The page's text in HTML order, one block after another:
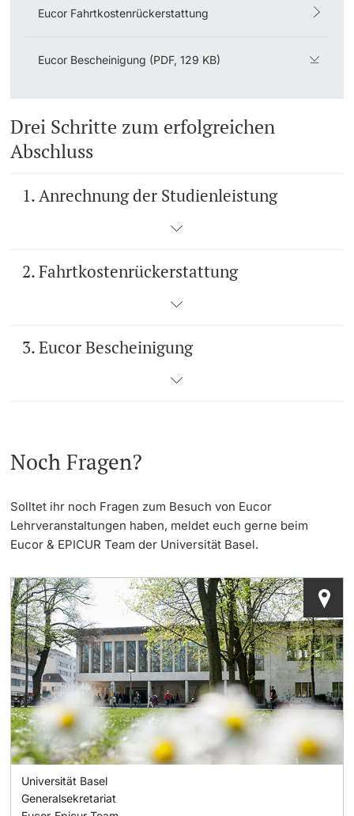
Eucor Fahrtkostenrückerstattung
Eucor Bescheinigung (PDF, 129 KB)
Drei Schritte zum erfolgreichen
Abschluss
1. Anrechnung der Studienleistung
2. Fahrtkostenrückerstattung
3. Eucor Bescheinigung
Noch Fragen?
Solltet ihr noch Fragen zum Besuch von Eucor
Lehrveranstaltungen haben, meldet euch gerne beim
Eucor & EPICUR Team der Universität Basel.
Universität Basel
Generalsekretariat